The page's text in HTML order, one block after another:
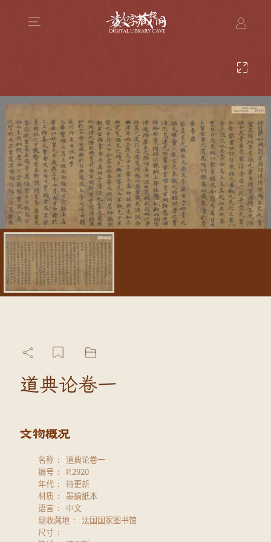
道典论卷一
名称
道典论卷一
编号
P.2920
年代
待更新
材质
墨繪紙本
语言
中文
现收藏地
法国国家图书馆
尺寸